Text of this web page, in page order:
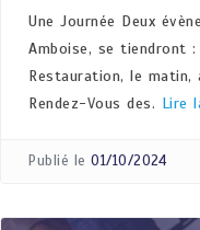
Une Journée Deux
Amboise, se tiendront :
Restauration, le matin,
Rendez-Vous des. Lire
Publié le 01/10/2024